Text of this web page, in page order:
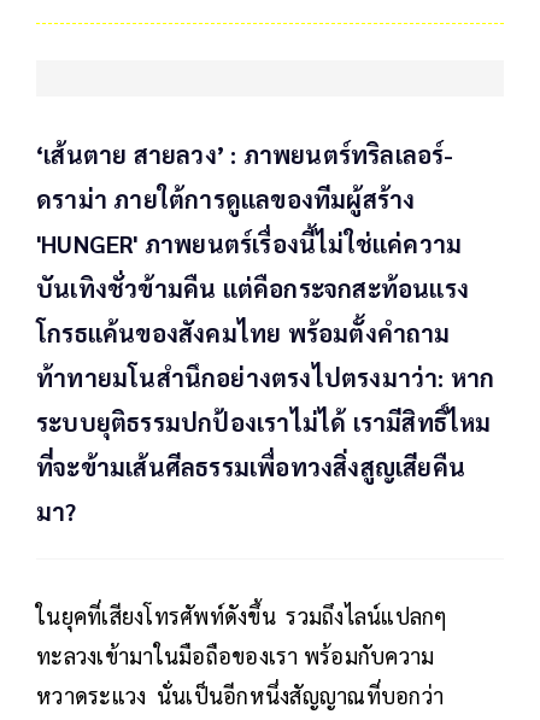
‘เส้นตาย สายลวง’ : ภาพยนตร์ทริลเลอร์-
ดราม่า ภายใต้การดูแลของทีมผู้สร้าง
'HUNGER' ภาพยนตร์เรื่องนี้ไม่ใช่แค่ความ
บันเทิงชั่วข้ามคืน แต่คือกระจกสะท้อนแรง
โกรธแค้นของสังคมไทย พร้อมตั้งคำถาม
ท้าทายมโนสำนึกอย่างตรงไปตรงมาว่า: หาก
ระบบยุติธรรมปกป้องเราไม่ได้ เรามีสิทธิ์ไหม
ที่จะข้ามเส้นศีลธรรมเพื่อทวงสิ่งสูญเสียคืน
มา?
ในยุคที่เสียงโทรศัพท์ดังขึ้น รวมถึงไลน์แปลกๆ
ทะลวงเข้ามาในมือถือของเรา พร้อมกับความ
หวาดระแวง นั่นเป็นอีกหนึ่งสัญญาณที่บอกว่า